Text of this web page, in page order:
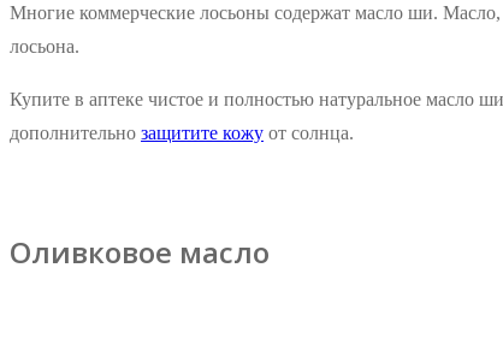
Многие коммерческие лосьоны содержат масло ши. Масло,
лосьона.
Купите в аптеке чистое и полностью натуральное масло
дополнительно защитите кожу от солнца.
Оливковое масло